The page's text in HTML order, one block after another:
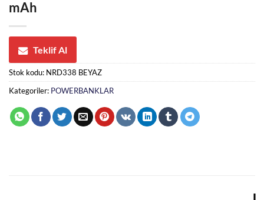
mAh
Teklif Al
Stok kodu: NRD338 BEYAZ
Kategoriler: POWERBANKLAR